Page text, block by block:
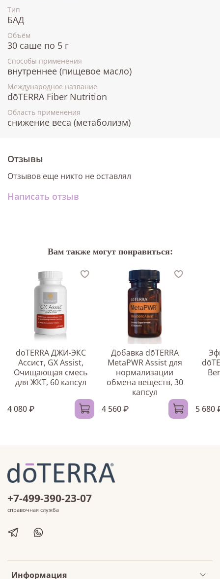
Тип
БАД
Объём
30 саше по 5 г
Способы применения
внутреннее (пищевое масло)
Международное название
dōTERRA Fiber Nutrition
Область применения
снижение веса (метаболизм)
Отзывы
Отзывов еще никто не оставлял
Написать отзыв
Вам также могут понравиться:
doTERRA ДЖИ-ЭКС
Ассист, GX Assist,
Очищающая смесь
для ЖКТ, 60 капсул
4 080 ₽
Добавка dōTERRA
MetaPWR Assist для
нормализации
обмена веществ, 30
капсул
4 560 ₽
5 680
Информация
+7-499-390-23-07
справочная служба